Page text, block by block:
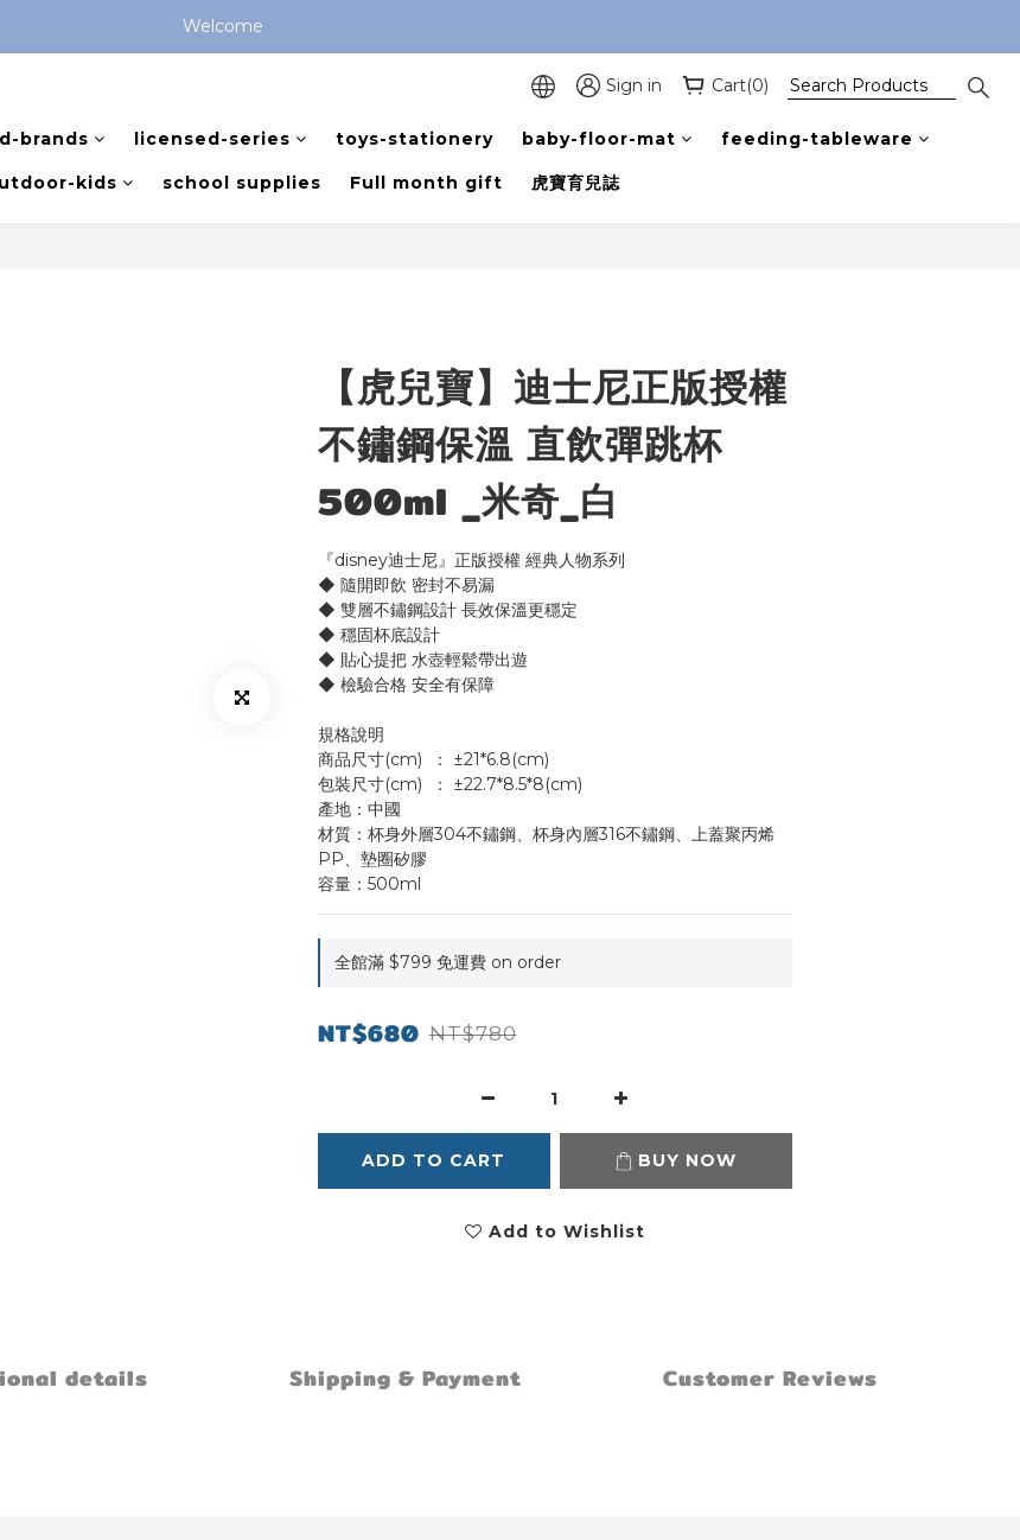
館滿 $799 免運費 (僅提供台灣本島區域，外島地區請洽客服)
Welcome
Sign in Cart(0)
brands licensed-series toys-stationery baby-floor-mat feeding-tableware
kids school supplies Full month gift 虎寶育兒誌
【虎兒寶】迪士尼正版授權
不鏽鋼保溫 直飲彈跳杯
500ml _米奇_白
『disney迪士尼』正版授權 經典人物系列
◆ 隨開即飲 密封不易漏
◆ 雙層不鏽鋼設計 長效保溫更穩定
◆ 穩固杯底設計
◆ 貼心提把 水壺輕鬆帶出遊
◆ 檢驗合格 安全有保障
規格說明
商品尺寸(cm)	： ±21*6.8(cm)
包裝尺寸(cm)	： ±22.7*8.5*8(cm)
產地：中國
材質：杯身外層304不鏽鋼、杯身內層316不鏽鋼、上蓋聚丙烯
PP、墊圈矽膠
容量：500ml
全館滿 $799 免運費 on order
NT$680 NT$780
ADD TO CART BUY NOW
Add to Wishlist
details Shipping & Payment Customer Reviews